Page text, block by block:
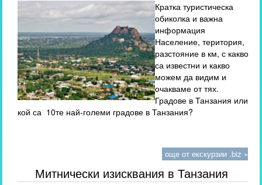
Кратка туристическа
обиколка и важна
информация
Население, територия,
разстояние в км, с какво
са известни и какво
можем да видим и
очакваме от тях.
Градове в Танзания или
кой са 10те най-големи градове в Танзания?
още от екскурзии .biz »
Митнически изисквания в Танзания